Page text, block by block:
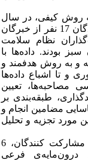
کیفی، در سال
17 نفر از خبرگان
نظام سلامت
بودند. داده‌ها با
و به روش هدفمند و
و تا اشباع داده‌ها
مصاحبه‌ها، تعیین
طبقه‌بندی بر
مضامین انجام و
مورد تجزیه ‌و تحلیل
از تحلیل تجربیات مشارکت‌ کنندگان، 6
اصلی و 18 درون‌مایه‌ی فرعی